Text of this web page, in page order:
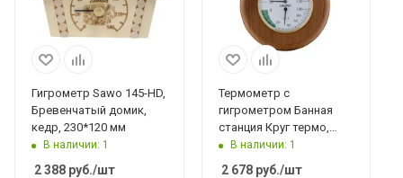
Гигрометр Sawo 145-НD,
Бревенчатый домик,
кедр, 230*120 мм
В наличии: 1
2 388 руб./шт
Термометр с
гигрометром Банная
станция Круг термо,
липа, TH-10T, 212F,
Банный Эксперт
В наличии: 1
2 678руб./шт